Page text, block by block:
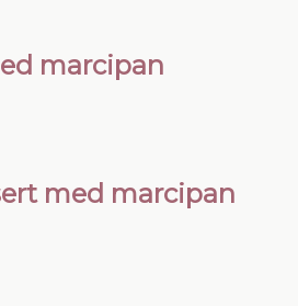
marcipan
med marcipan